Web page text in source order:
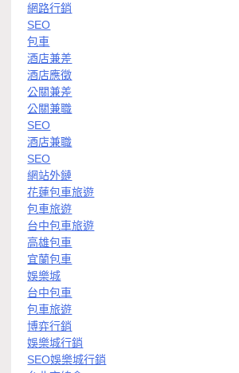
網路行銷
SEO
包車
酒店兼差
酒店應徵
公關兼差
公關兼職
SEO
酒店兼職
SEO
網站外鏈
花蓮包車旅遊
包車旅遊
台中包車旅遊
高雄包車
宜蘭包車
娛樂城
台中包車
包車旅遊
博弈行銷
娛樂城行銷
SEO娛樂城行銷